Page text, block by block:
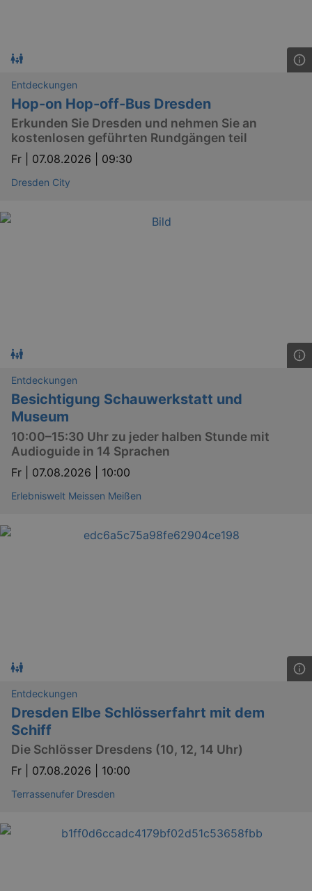
Entdeckungen
Hop-on Hop-off-Bus Dresden
Erkunden Sie Dresden und nehmen Sie an
kostenlosen geführten Rundgängen teil
Fr | 07.08.2026 | 09:30
Dresden City
Entdeckungen
Besichtigung Schauwerkstatt und
Museum
10:00–15:30 Uhr zu jeder halben Stunde mit
Audioguide in 14 Sprachen
Fr | 07.08.2026 | 10:00
Erlebniswelt Meissen Meißen
Entdeckungen
Dresden Elbe Schlösserfahrt mit dem
Schiff
Die Schlösser Dresdens (10, 12, 14 Uhr)
Fr | 07.08.2026 | 10:00
Terrassenufer Dresden